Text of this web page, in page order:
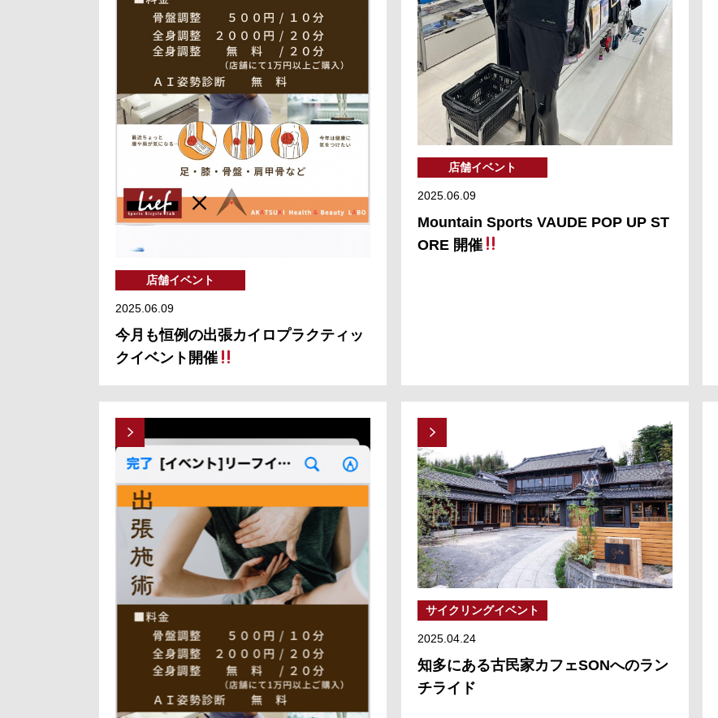
店舗イベント
2025.06.09
今月も恒例の出張カイロプラクティッ
クイベント開催
店舗イベント
2025.06.09
Mountain Sports VAUDE POP UP ST
ORE 開催
サイクリングイベント
2025.04.24
知多にある古民家カフェSONへのラン
チライド